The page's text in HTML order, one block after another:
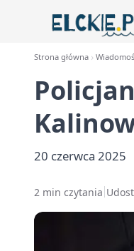
Strona główna
20 czerwca 2025
2 min czytania